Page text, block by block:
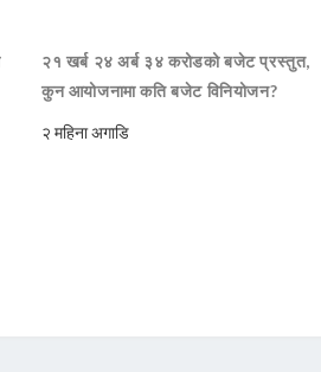
२१ खर्ब २४ अर्ब ३४ करोडको बजेट प्रस्तुत,
कुन आयोजनामा कति बजेट विनियोजन?
२ महिना अगाडि